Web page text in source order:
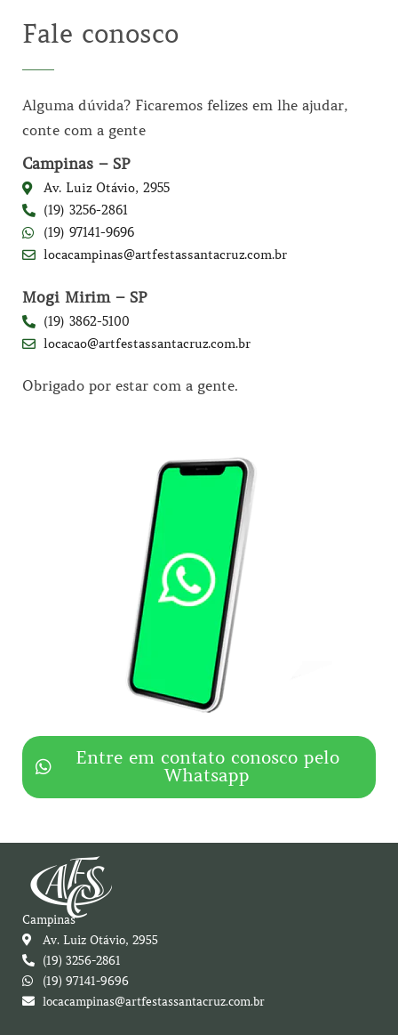
Fale conosco
Alguma dúvida? Ficaremos felizes em lhe ajudar,
conte com a gente
Campinas – SP
Av. Luiz Otávio, 2955
(19) 3256-2861
(19) 97141-9696
locacampinas@artfestassantacruz.com.br
Mogi Mirim – SP
(19) 3862-5100
locacao@artfestassantacruz.com.br
Obrigado por estar com a gente.
Entre em contato conosco pelo
Whatsapp
Campinas
Av. Luiz Otávio, 2955
(19) 3256-2861
(19) 97141-9696
locacampinas@artfestassantacruz.com.br